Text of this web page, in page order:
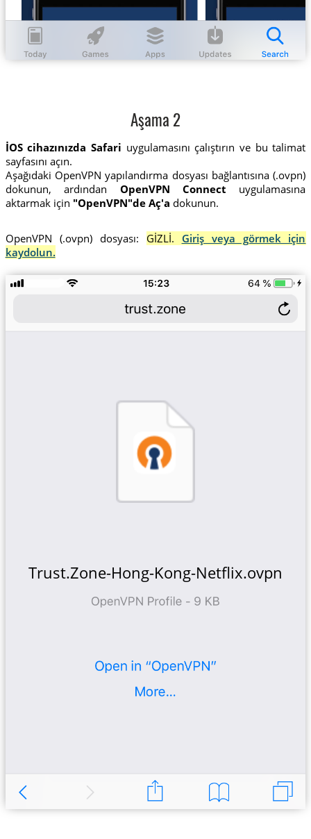
Aşama 2
İOS cihazınızda Safari uygulamasını çalıştırın ve bu talimat
sayfasını açın.
Aşağıdaki OpenVPN yapılandırma dosyası bağlantısına (.ovpn)
dokunun, ardından OpenVPN Connect uygulamasına
aktarmak için "OpenVPN"de Aç'a dokunun.
OpenVPN (.ovpn) dosyası: GİZLİ. Giriş veya görmek için
kaydolun.
Trust.Zone-Hong-Kong-Netflix.ovpn